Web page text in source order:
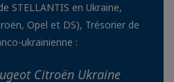
STELLANTIS en Ukraine,
Opel et DS), Trésorier de
ukrainienne :
Citroën Ukraine